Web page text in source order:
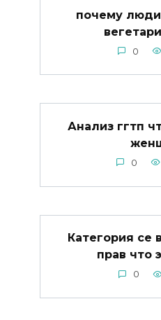
почему люди
0
Анализ ггтп
0
Категория се
прав что
0